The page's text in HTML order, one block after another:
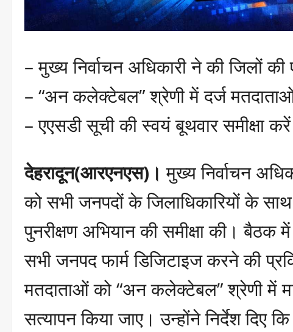
– मुख्य निर्वाचन अधिकारी ने की जिलों
– “अन कलेक्टेबल” श्रेणी में दर्ज
– एएसडी सूची की स्वयं बूथवार समीक्षा
देहरादून(आरएनएस)। मुख्य निर्वाचन
को सभी जनपदों के जिलाधिकारियों के
पुनरीक्षण अभियान की समीक्षा की। बैठक
सभी जनपद फार्म डिजिटाइज करने की
मतदाताओं को “अन कलेक्टेबल” श्रेणी में
सत्यापन किया जाए। उन्होंने निर्देश दिए